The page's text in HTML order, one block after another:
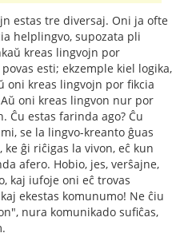
estas tre diversaj. Oni ja ofte
helplingvo, supozata pli
kreas lingvojn por
esti; ekzemple kiel logika,
oni kreas lingvojn por fikcia
oni kreas lingvon nur por
Ĉu estas farinda ago? Ĉu
se la lingvo-kreanto ĝuas
ĝi riĉigas la vivon, eĉ kun
afero. Hobio, jes, verŝajne,
kaj iufoje oni eĉ trovas
ekestas komunumo! Ne ĉiu
nura komunikado sufiĉas,